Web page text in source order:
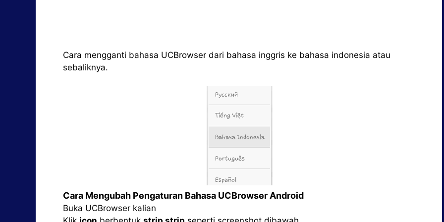
Cara mengganti bahasa UCBrowser dari bahasa inggris ke bahasa indonesia atau
sebaliknya.
Cara Mengubah Pengaturan Bahasa UCBrowser Android
Buka UCBrowser kalian